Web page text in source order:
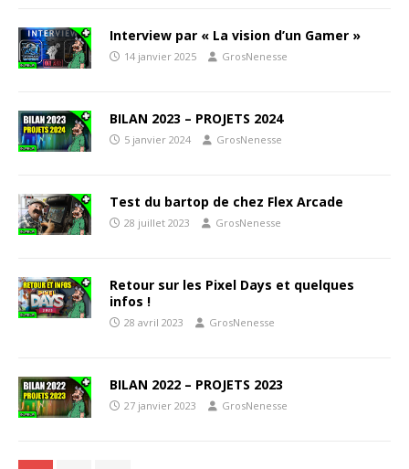
Interview par « La vision d’un Gamer »
14 janvier 2025 GrosNenesse
BILAN 2023 – PROJETS 2024
5 janvier 2024 GrosNenesse
Test du bartop de chez Flex Arcade
28 juillet 2023 GrosNenesse
Retour sur les Pixel Days et quelques
infos !
28 avril 2023 GrosNenesse
BILAN 2022 – PROJETS 2023
27 janvier 2023 GrosNenesse